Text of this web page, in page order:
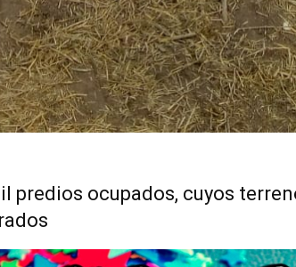
predios ocupados, cuyos